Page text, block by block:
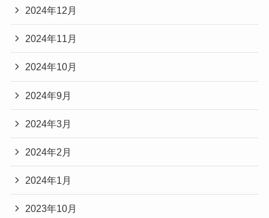
2024年12月
2024年11月
2024年10月
2024年9月
2024年3月
2024年2月
2024年1月
2023年10月